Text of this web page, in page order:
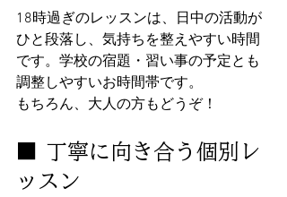
18時過ぎのレッスンは、日中の活動が
ひと段落し、気持ちを整えやすい時間
です。学校の宿題・習い事の予定とも
調整しやすいお時間帯です。
もちろん、大人の方もどうぞ！
■ 丁寧に向き合う個別レ
ッスン